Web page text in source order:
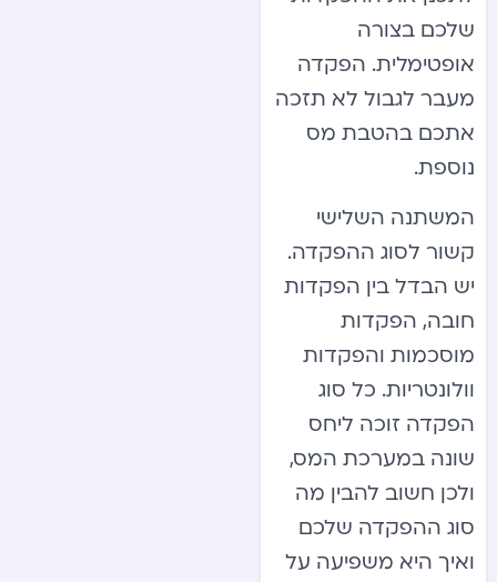
שלכם בצורה
אופטימלית. הפקדה
מעבר לגבול לא תזכה
אתכם בהטבת מס
נוספת.
המשתנה השלישי
קשור לסוג ההפקדה.
יש הבדל בין הפקדות
חובה, הפקדות
מוסכמות והפקדות
וולונטריות. כל סוג
הפקדה זוכה ליחס
שונה במערכת המס,
ולכן חשוב להבין מה
סוג ההפקדה שלכם
ואיך היא משפיעה על